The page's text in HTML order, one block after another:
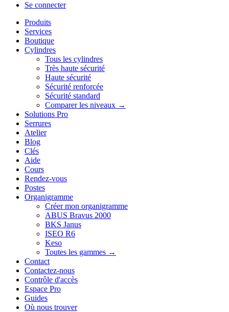
Se connecter
Produits
Services
Boutique
Cylindres
Tous les cylindres
Très haute sécurité
Haute sécurité
Sécurité renforcée
Sécurité standard
Comparer les niveaux →
Solutions Pro
Serrures
Atelier
Blog
Clés
Aide
Cours
Rendez-vous
Postes
Organigramme
Créer mon organigramme
ABUS Bravus 2000
BKS Janus
ISEO R6
Keso
Toutes les gammes →
Contact
Contactez-nous
Contrôle d'accès
Espace Pro
Guides
Où nous trouver